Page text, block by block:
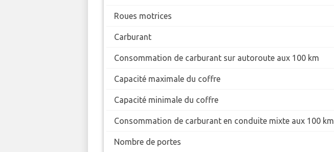
Roues motrices
Carburant
Consommation de carburant sur autoroute aux 100 km
Capacité maximale du coffre
Capacité minimale du coffre
Consommation de carburant en conduite mixte aux 100 km
Nombre de portes